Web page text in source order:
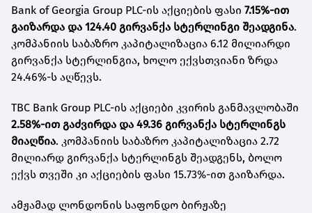
Bank of Georgia Group PLC-ის აქციების ფასი 7.15%-ით
გაიზარდა და 124.40 გირვანქა სტერლინგი შეადგინა.
კომპანიის საბაზრო კაპიტალიზაცია 6.12 მილიარდი
გირვანქა სტერლინგია, ხოლო ექვსთვიანი ზრდა
24.46%-ს აღწევს.
TBC Bank Group PLC-ის აქციები კვირის განმავლობაში
2.58%-ით გაძვირდა და 49.36 გირვანქა სტერლინგს
მიაღწია. კომპანიის საბაზრო კაპიტალიზაცია 2.72
მილიარდ გირვანქა სტერლინგს შეადგენს, ბოლო
ექვს თვეში კი აქციების ფასი 15.73%-ით გაიზარდა.
ამჟამად ლონდონის საფონდო ბირჟაზე